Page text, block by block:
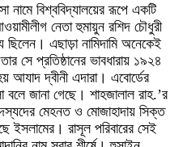
নামে বিশ্ববিদ্যালয়ের রূপে একটি
নেতা হুমায়ুন রশিদ চৌধুরী
ছিলেন। এছাড়া নামিদামি অনেকেই
সে প্রতিষ্ঠানের ভাবধারায় ১৯২৪
আযাদ দ্বীনী এদারা। এবোর্ডের
জানা গেছে। শাহজালাল রাহ.’র
মেহনত ও মোজাহাদায় সিক্ত
ইসলামের। রাসূল পরিবারের সেই